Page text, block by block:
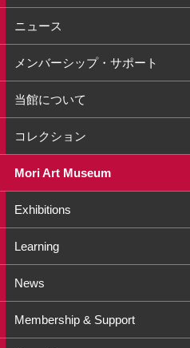
ニュース
メンバーシップ・サポート
当館について
コレクション
Mori Art Museum
Exhibitions
Learning
News
Membership & Support